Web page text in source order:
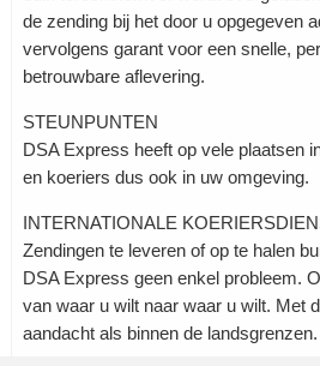
de zending bij het door u opgegeven
vervolgens garant voor een snelle,
betrouwbare aflevering.
STEUNPUNTEN
DSA Express heeft op vele plaatsen
en koeriers dus ook in uw omgeving.
INTERNATIONALE
Zendingen te leveren of op te halen
DSA Express geen enkel probleem.
van waar u wilt naar waar u wilt. Met
aandacht als binnen de landsgrenzen.